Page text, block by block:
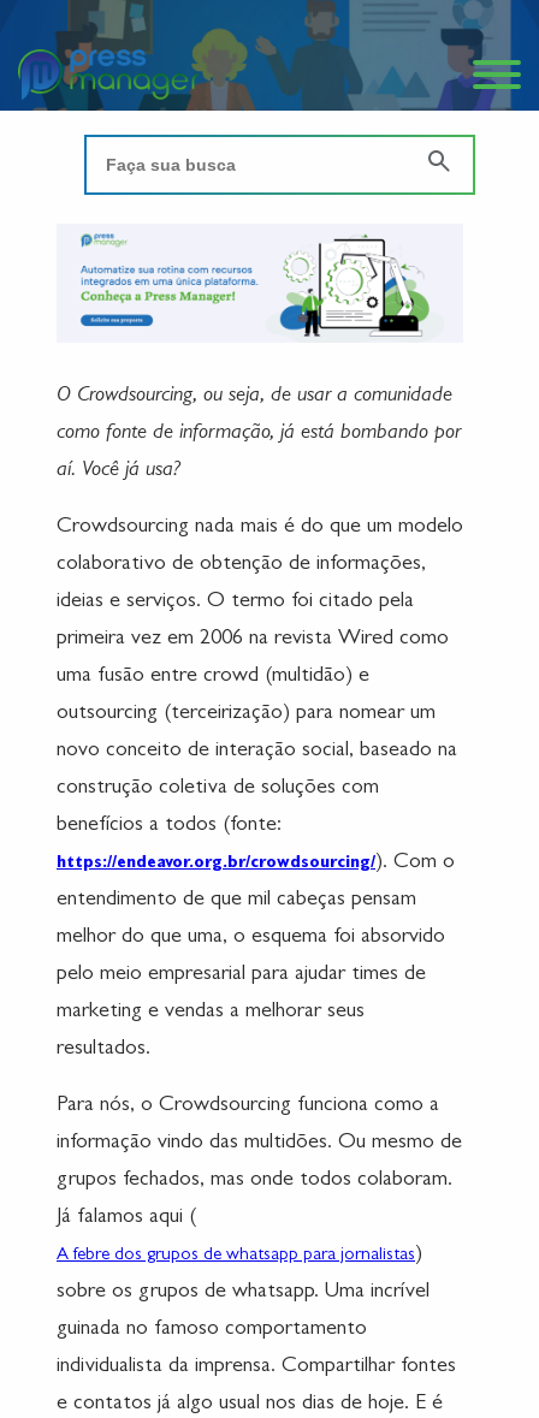
O Crowdsourcing, ou seja, de usar a comunidade
como fonte de informação, já está bombando por
aí. Você já usa?
Crowdsourcing nada mais é do que um modelo
colaborativo de obtenção de informações,
ideias e serviços. O termo foi citado pela
primeira vez em 2006 na revista Wired como
uma fusão entre crowd (multidão) e
outsourcing (terceirização) para nomear um
novo conceito de interação social, baseado na
construção coletiva de soluções com
benefícios a todos (fonte:
https://endeavor.org.br/crowdsourcing/). Com o
entendimento de que mil cabeças pensam
melhor do que uma, o esquema foi absorvido
pelo meio empresarial para ajudar times de
marketing e vendas a melhorar seus
resultados.
Para nós, o Crowdsourcing funciona como a
informação vindo das multidões. Ou mesmo de
grupos fechados, mas onde todos colaboram.
Já falamos aqui (
A febre dos grupos de whatsapp para jornalistas)
sobre os grupos de whatsapp. Uma incrível
guinada no famoso comportamento
individualista da imprensa. Compartilhar fontes
e contatos já algo usual nos dias de hoje. E é